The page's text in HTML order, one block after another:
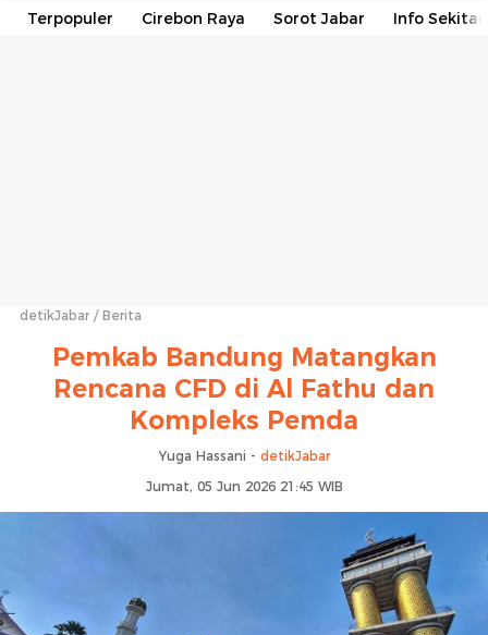
Terpopuler Cirebon Raya Sorot Jabar Info
detikJabar Berita
Pemkab Bandung Matangkan
Rencana CFD di Al Fathu dan
Kompleks Pemda
Yuga Hassani - detikJabar
Jumat, 05 Jun 2026 21:45 WIB